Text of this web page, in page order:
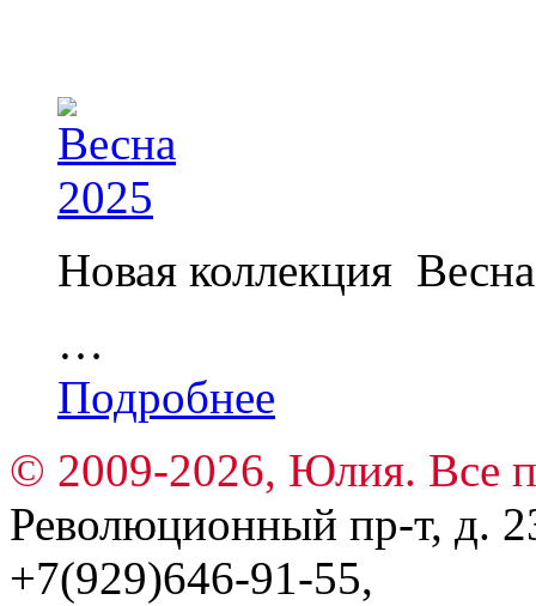
Новая коллекция
…
Подробнее
© 2009-2026, Юлия. Все
Революционный пр-т, д.
+7(929)646-91-55,